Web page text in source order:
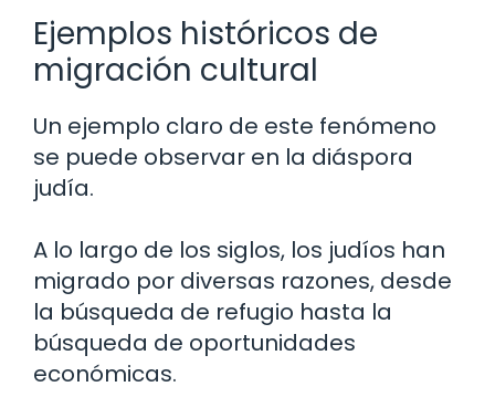
Ejemplos históricos de
migración cultural
Un ejemplo claro de este fenómeno
se puede observar en la diáspora
judía.
A lo largo de los siglos, los judíos han
migrado por diversas razones, desde
la búsqueda de refugio hasta la
búsqueda de oportunidades
económicas.